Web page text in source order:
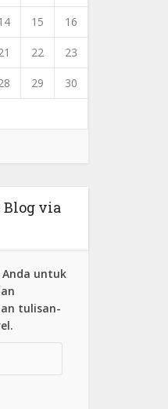
15 16
22 23
29 30
Blog via
untuk
tulisan-